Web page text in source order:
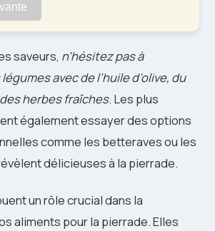
saveurs, n’hésitez pas à
avec de l’huile d’olive, du
herbes fraîches. Les plus
également essayer des options
comme les betteraves ou les
délicieuses à la pierrade.
un rôle crucial dans la
aliments pour la pierrade. Elles